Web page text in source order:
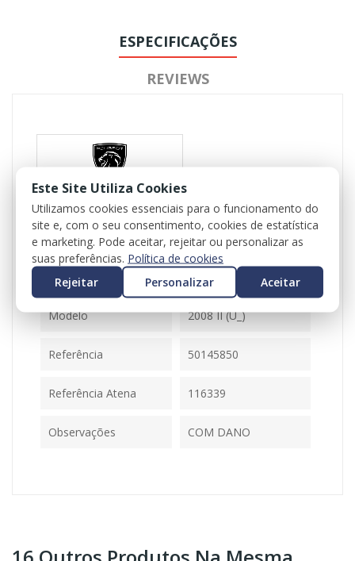
ESPECIFICAÇÕES
REVIEWS
Referência 116339
Disponível 1 Item
Ficha Informativa
Modelo 2008 II (U_)
Referência 50145850
Referência Atena 116339
Observações COM DANO
Este Site Utiliza Cookies
Utilizamos cookies essenciais para o funcionamento do
site e, com o seu consentimento, cookies de estatística
e marketing. Pode aceitar, rejeitar ou personalizar as
suas preferências. Política de cookies
Rejeitar
Personalizar Aceitar